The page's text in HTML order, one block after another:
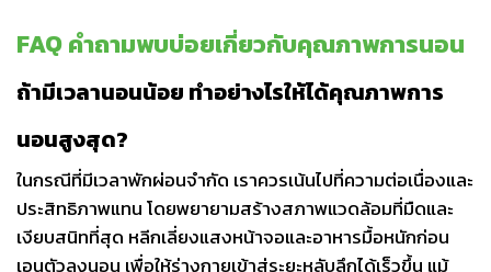
FAQ คำถามพบบ่อยเกี่ยวกับคุณภาพการนอน
ถ้ามีเวลานอนน้อย ทำอย่างไรให้ได้คุณภาพการ
นอนสูงสุด?
ในกรณีที่มีเวลาพักผ่อนจำกัด เราควรเน้นไปที่ความต่อเนื่องและ
ประสิทธิภาพแทน โดยพยายามสร้างสภาพแวดล้อมที่มืดและ
เงียบสนิทที่สุด หลีกเลี่ยงแสงหน้าจอและอาหารมื้อหนักก่อน
เอนตัวลงนอน เพื่อให้ร่างกายเข้าสู่ระยะหลับลึกได้เร็วขึ้น แม้